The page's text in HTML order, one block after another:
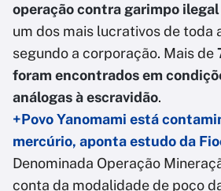
operação contra garimpo ilegal
um dos mais lucrativos de toda
segundo a corporação. Mais de
foram encontrados em
análogas à escravidão.
+Povo Yanomami está
mercúrio, aponta estudo da
Denominada Operação
conta da modalidade de poço